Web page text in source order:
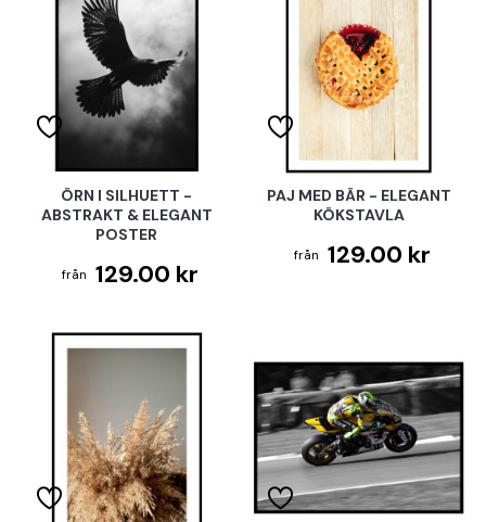
ÖRN I SILHUETT -
ABSTRAKT & ELEGANT
POSTER
129.00 kr
PAJ MED BÄR - ELEGANT
KÖKSTAVLA
129.00 kr